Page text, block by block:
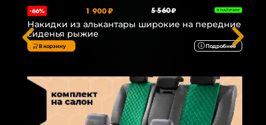
-66% 1 900 ₽ 5 560 ₽ В НАЛИЧИИ
Накидки из алькантары широкие на передние
сиденья рыжие
В корзину Подробнее